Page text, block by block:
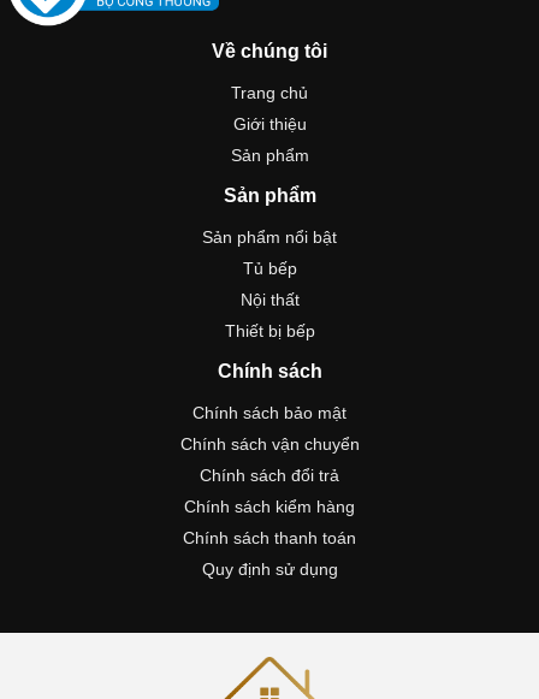
Về chúng tôi
Trang chủ
Giới thiệu
Sản phẩm
Sản phẩm
Sản phẩm nổi bật
Tủ bếp
Nội thất
Thiết bị bếp
Chính sách
Chính sách bảo mật
Chính sách vận chuyển
Chính sách đổi trả
Chính sách kiểm hàng
Chính sách thanh toán
Quy định sử dụng